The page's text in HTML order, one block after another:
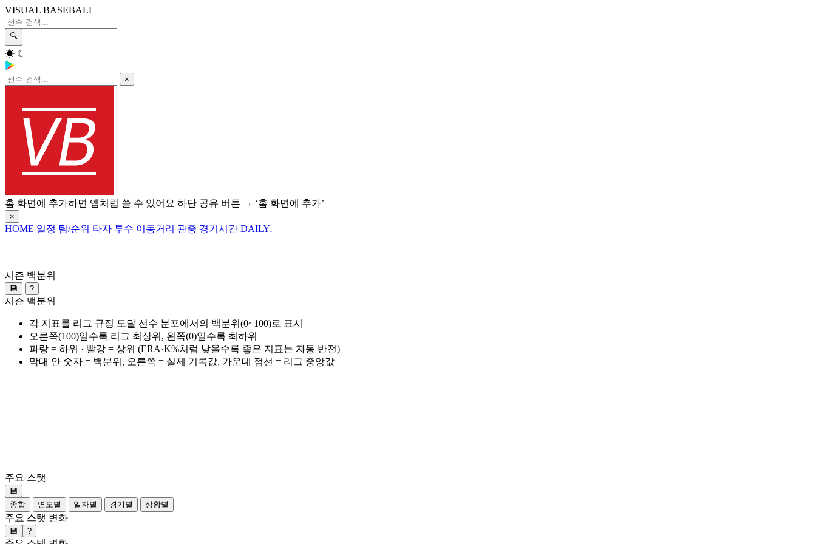
VISUAL BASEBALL
🔍
☀ ☾
×
홈 화면에 추가하면 앱처럼 쓸 수 있어요 하단 공유 버튼 → ‘홈 화면에 추가’
×
HOME 일정 팀/순위 타자 투수 이동거리 관중 경기시간 DAILY.
시즌 백분위
💾 ?
시즌 백분위
각 지표를 리그 규정 도달 선수 분포에서의 백분위(0~100)로 표시
오른쪽(100)일수록 리그 최상위, 왼쪽(0)일수록 최하위
파랑 = 하위 · 빨강 = 상위 (ERA·K%처럼 낮을수록 좋은 지표는 자동 반전)
막대 안 숫자 = 백분위, 오른쪽 = 실제 기록값, 가운데 점선 = 리그 중앙값
주요 스탯
💾
종합
연도별 일자별 경기별 상황별
주요 스탯 변화
💾 ?